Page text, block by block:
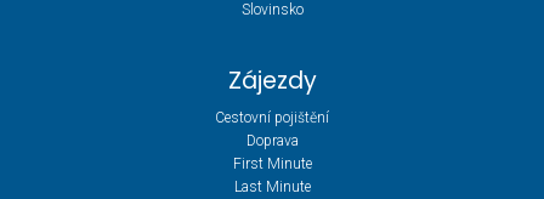
Slovinsko
Zájezdy
Cestovní pojištění
Doprava
First Minute
Last Minute